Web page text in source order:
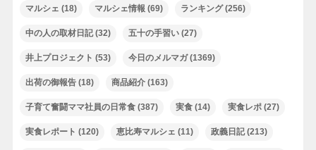
マルシェ (18) マルシェ情報 (69) ランキング(256)
中の人の取材日記(32) 五十の手習い(27)
井上プロジェクト (53) 今日のメルマガ(1369)
出荷の御報告(18) 商品紹介(163)
子育て奮闘ママ社員の日常食(387) 実食(14) 実食レポ(27)
実食レポート (120) 恵比寿マルシェ (11) 政義日記(213)